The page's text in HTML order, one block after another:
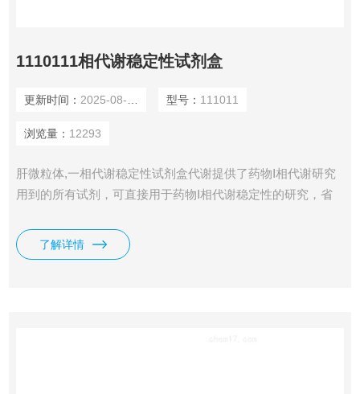
1110111相代谢稳定性试剂盒
更新时间： 2025-08-09 型号： 111011
浏览量： 12293
肝微粒体,一相代谢稳定性试剂盒代谢提供了药物Ⅰ相代谢研究
用到的所有试剂，可直接用于药物Ⅰ相代谢稳定性的研究，省
量检测，实验结果准确、可靠、重现性好。$n根据微粒体种属
的不同，可根据实际需求选择人肝微粒体、恒河猴肝微粒体、
了解详情